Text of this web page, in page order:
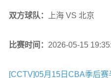
双方球队： 上海 VS 北京
比赛时间： 2026-05-15
[CCTV]05月15日CBA季后